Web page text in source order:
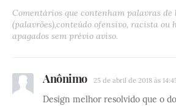
Comentários que contenham palavras de
(palavrões),conteúdo ofensivo, racista ou
apagados sem prévio aviso.
Anônimo 25 de abril de 2018 às
Design melhor resolvido que o